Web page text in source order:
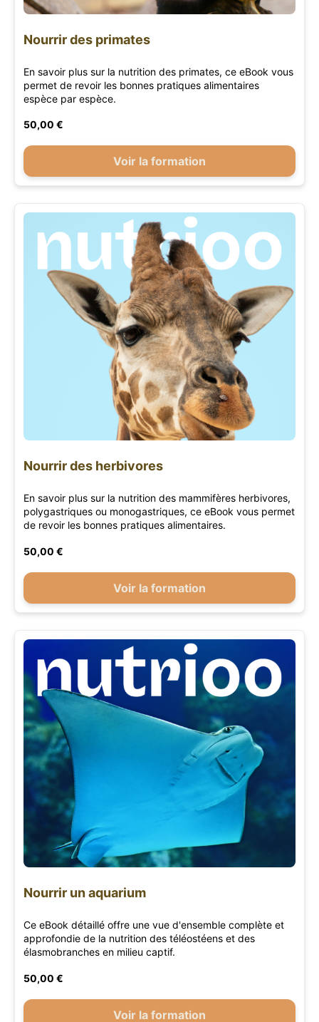
Nourrir des primates
En savoir plus sur la nutrition des primates, ce eBook vous
permet de revoir les bonnes pratiques alimentaires
espèce par espèce.
50,00 €
Voir la formation
Nourrir des herbivores
En savoir plus sur la nutrition des mammifères herbivores,
polygastriques ou monogastriques, ce eBook vous permet
de revoir les bonnes pratiques alimentaires.
50,00 €
Voir la formation
Nourrir un aquarium
Ce eBook détaillé offre une vue d'ensemble complète et
approfondie de la nutrition des téléostéens et des
élasmobranches en milieu captif.
50,00 €
Voir la formation